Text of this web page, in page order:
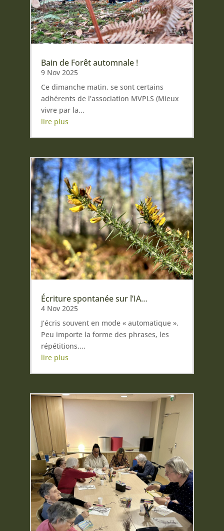
Bain de Forêt automnale !
9 Nov 2025
Ce dimanche matin, se sont certains
adhérents de l’association MVPLS (Mieux
vivre par la...
lire plus
Écriture spontanée sur l’IA…
4 Nov 2025
J’écris souvent en mode « automatique ».
Peu importe la forme des phrases, les
répétitions....
lire plus